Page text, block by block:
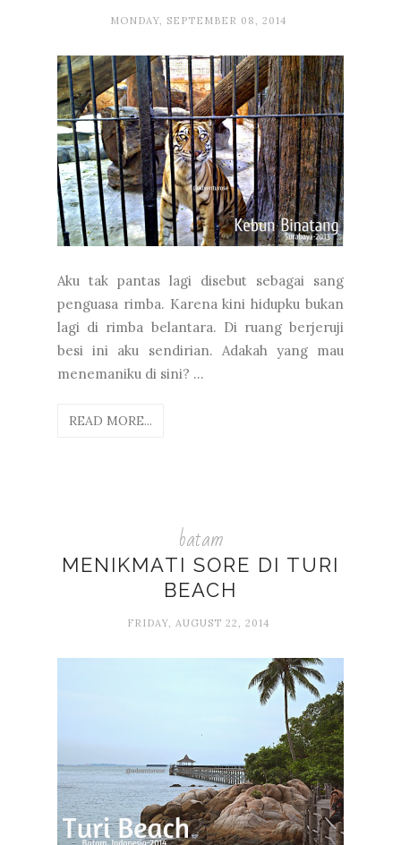
MONDAY, SEPTEMBER 08, 2014
Aku tak pantas lagi disebut sebagai sang
penguasa rimba. Karena kini hidupku bukan
lagi di rimba belantara. Di ruang berjeruji
besi ini aku sendirian. Adakah yang mau
menemaniku di sini? ...
READ MORE...
batam
MENIKMATI SORE DI TURI
BEACH
FRIDAY, AUGUST 22, 2014